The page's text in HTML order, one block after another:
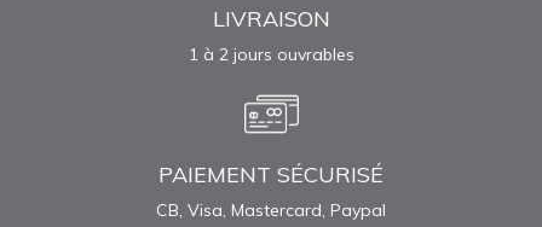
LIVRAISON
1 à 2 jours ouvrables
PAIEMENT SÉCURISÉ
CB, Visa, Mastercard, Paypal